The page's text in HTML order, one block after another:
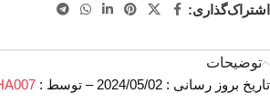
اشتراک‌گذاری:
توضیحات
تاریخ بروز رسانی : 2024/05/02 – توسط :